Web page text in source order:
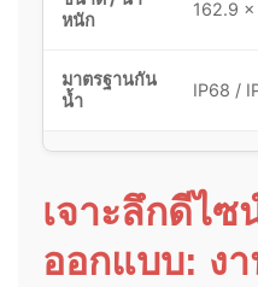
หนัก
162.9
มาตรฐานกัน
น้ำ
IP68 /
เจาะลึกดีไซ
ออกแบบ: ง